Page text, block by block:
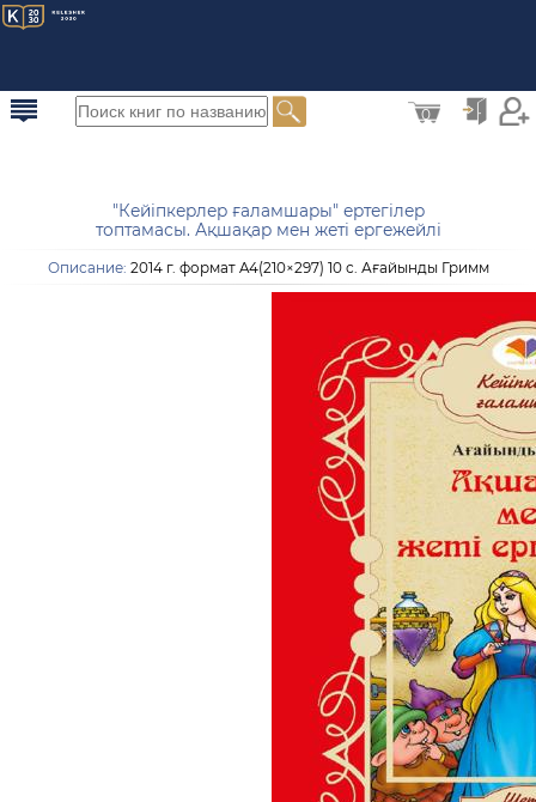
0
"Кейіпкерлер ғаламшары" ертегілер
топтамасы. Ақшақар мен жеті ергежейлі
Описание: 2014 г. формат A4(210×297) 10 с. Ағайынды Гримм